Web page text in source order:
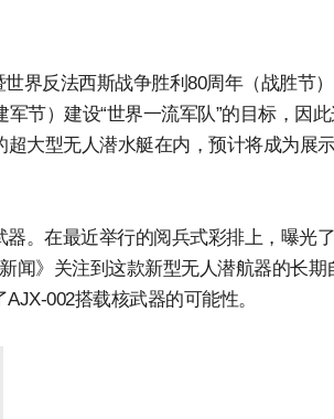
界反法西斯战争胜利80周年（战胜节）
节）建设“世界一流军队”的目标，因
大型无人潜水艇在内，预计将成为展
。在最近举行的阅兵式彩排上，曝光
闻》关注到这款新型无人潜航器的长期
002搭载核武器的可能性。